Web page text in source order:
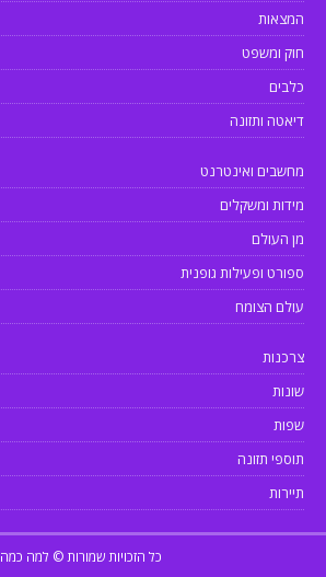
המצאות
חוק ומשפט
כלבים
דיאטה ותזונה
מחשבים ואינטרנט
מידות ומשקלים
מן העולם
ספורט ופעילות גופנית
עולם הצומח
צרכנות
שונות
שפות
תוספי תזונה
תיירות
כל הזכויות שמורות © למה כמה